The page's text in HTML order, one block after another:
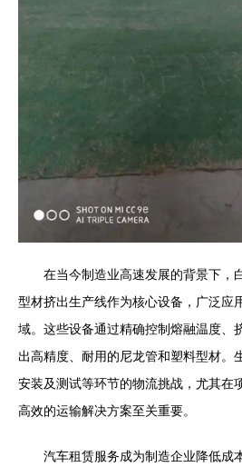
在当今制造业高速发展的背景下，
型材挤出生产线作为核心设备，广泛应
域。这些设备通过精确控制熔融温度、
出高精度、耐用的尼龙管和塑料型材。
安装及测试等环节的物流挑战，尤其在
高效的运输解决方案至关重要。
汽车租赁服务成为制造企业降低成